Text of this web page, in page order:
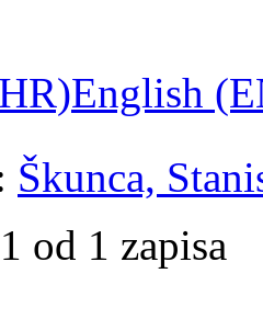
English
Škunca,
od 1 zapisa